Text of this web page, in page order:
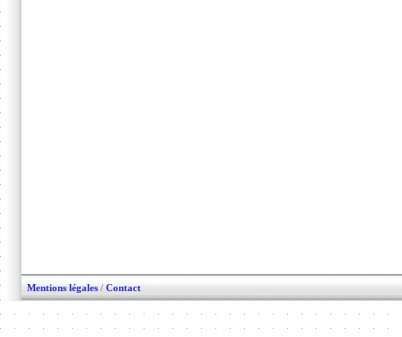
Mentions légales / Contact